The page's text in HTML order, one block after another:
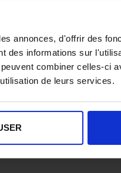
annonces, d'offrir des
des informations sur
combiner celles-ci
de leurs services.